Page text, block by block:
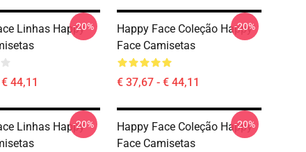
Linhas Happy
44,11
-20%
Happy Face Coleção Happy
Face Camisetas
€ 37,67 - € 44,11
-20%
Linhas Happy-20%
Happy Face Coleção Happy
Face Camisetas
-20%